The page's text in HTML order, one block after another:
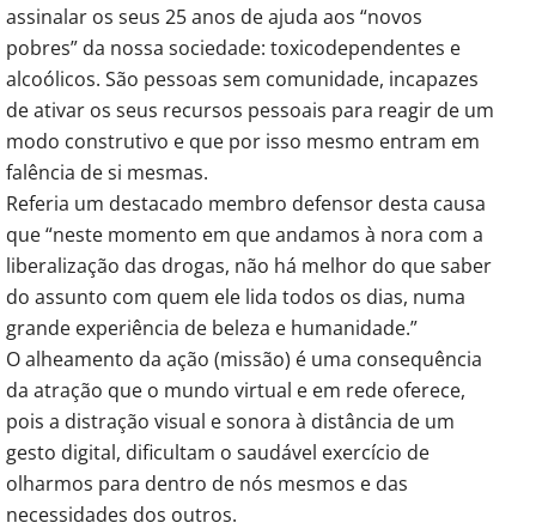
assinalar os seus 25 anos de ajuda aos “novos
pobres” da nossa sociedade: toxicodependentes e
alcoólicos. São pessoas sem comunidade, incapazes
de ativar os seus recursos pessoais para reagir de um
modo construtivo e que por isso mesmo entram em
falência de si mesmas.
Referia um destacado membro defensor desta causa
que “neste momento em que andamos à nora com a
liberalização das drogas, não há melhor do que saber
do assunto com quem ele lida todos os dias, numa
grande experiência de beleza e humanidade.”
O alheamento da ação (missão) é uma consequência
da atração que o mundo virtual e em rede oferece,
pois a distração visual e sonora à distância de um
gesto digital, dificultam o saudável exercício de
olharmos para dentro de nós mesmos e das
necessidades dos outros.